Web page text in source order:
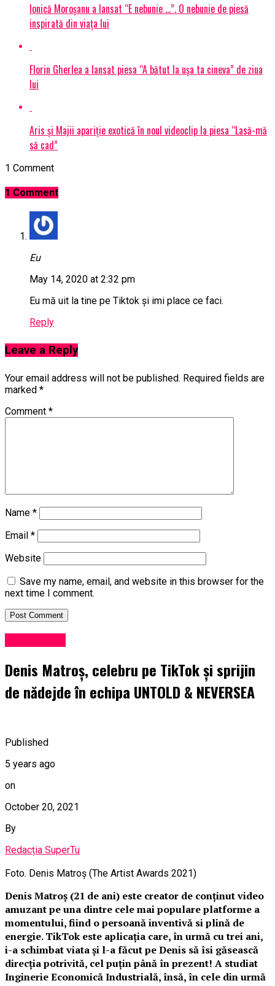
Ionică Moroșanu a lansat “E nebunie …”. O nebunie de piesă
inspirată din viața lui
Florin Gherlea a lansat piesa “A bătut la ușa ta cineva” de ziua
lui
Aris și Majii apariție exotică în noul videoclip la piesa “Lasă-mă
să cad”
1 Comment
1 Comment
Eu
May 14, 2020 at 2:32 pm
Eu mă uit la tine pe Tiktok și imi place ce faci.
Reply
Leave a Reply
Your email address will not be published. Required fields are
marked *
Comment *
Name *
Email *
Website
Save my name, email, and website in this browser for the
next time I comment.
Denis Matroș, celebru pe TikTok și sprijin
de nădejde în echipa UNTOLD & NEVERSEA
Published
5 years ago
on
October 20, 2021
By
Redacția SuperTu
Foto. Denis Matroș (The Artist Awards 2021)
Denis Matroș (21 de ani) este creator de conținut video
amuzant pe una dintre cele mai populare platforme a
momentului, fiind o persoană inventivă si plină de
energie. TikTok este aplicația care, în urmă cu trei ani,
i-a schimbat viata și l-a făcut pe Denis să îsi găsească
direcția potrivită, cel puțin până în prezent! A studiat
Inginerie Economică Industrială, însă, în cele din urmă